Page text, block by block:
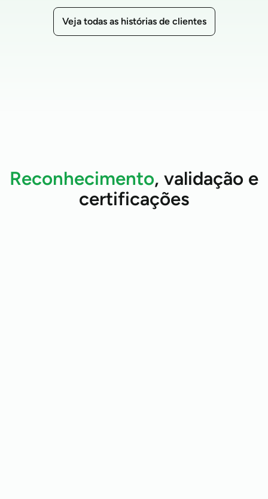
George Gunther
CIO, AsplundhVeja todas as histórias de clientes
Reconhecimento, validação e
certificações